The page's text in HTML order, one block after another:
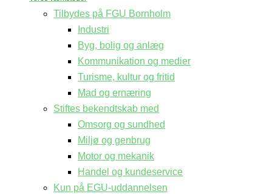
Tilbydes på FGU Bornholm
Industri
Byg, bolig og anlæg
Kommunikation og medier
Turisme, kultur og fritid
Mad og ernæring
Stiftes bekendtskab med
Omsorg og sundhed
Miljø og genbrug
Motor og mekanik
Handel og kundeservice
Kun på EGU-uddannelsen